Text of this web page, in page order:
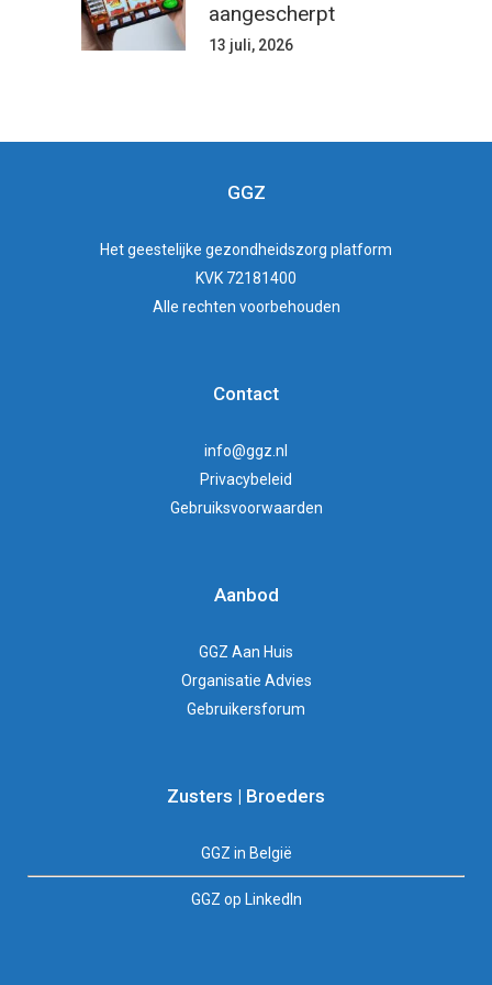
aangescherpt
13 juli, 2026
GGZ
Hetgeestelijke gezondheidszorg platform
KVK 72181400
Alle rechten voorbehouden
Contact
info@ggz.nl
Privacybeleid
Gebruiksvoorwaarden
Aanbod
GGZ Aan Huis
Organisatie Advies
Gebruikersforum
Zusters | Broeders
GGZ in België
GGZ op LinkedIn